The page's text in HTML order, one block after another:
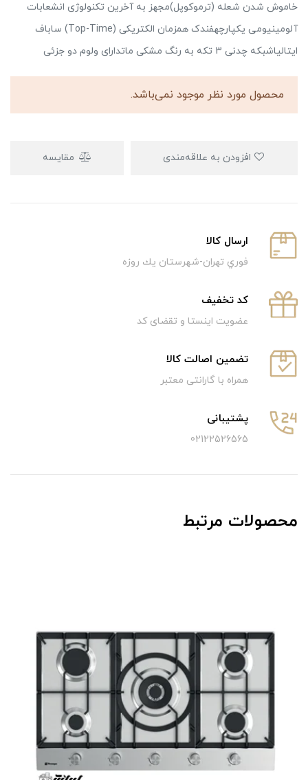
خاموش شدن شعله (ترموکوپل)مجهز به آخرین تکنولوژی انشعابات
آلومینیومی یکپارچهفندک همزمان الکتریکی (Top-Time) ساباف
ایتالیاشبکه چدنی 3 تکه به رنگ مشکی ماتدارای ولوم دو جزئی
محصول مورد نظر موجود نمی‌باشد.
مقایسه
ارسال كالا
فوري تهران-شهرستان يك روزه
كد تخفيف
عضویت اینستا و تقضای کد
تضمین اصالت کالا
همراه با گارانتی معتبر
پشتیبانی
02122526565
محصولات مرتبط